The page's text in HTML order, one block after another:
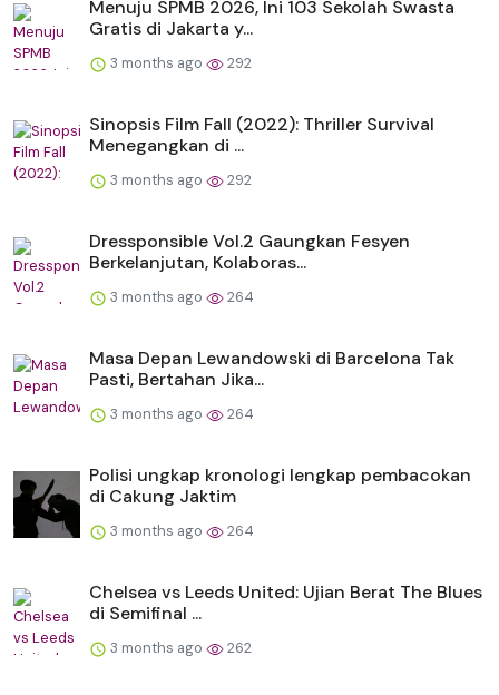
Menuju SPMB 2026, Ini 103 Sekolah Swasta
Gratis di Jakarta y...
3 months ago 292
Sinopsis Film Fall (2022): Thriller Survival
Menegangkan di ...
3 months ago 292
Dressponsible Vol.2 Gaungkan Fesyen
Berkelanjutan, Kolaboras...
3 months ago 264
Masa Depan Lewandowski di Barcelona Tak
Pasti, Bertahan Jika...
3 months ago 264
Polisi ungkap kronologi lengkap pembacokan
di Cakung Jaktim
3 months ago 264
Chelsea vs Leeds United: Ujian Berat The Blues
di Semifinal ...
3 months ago 262